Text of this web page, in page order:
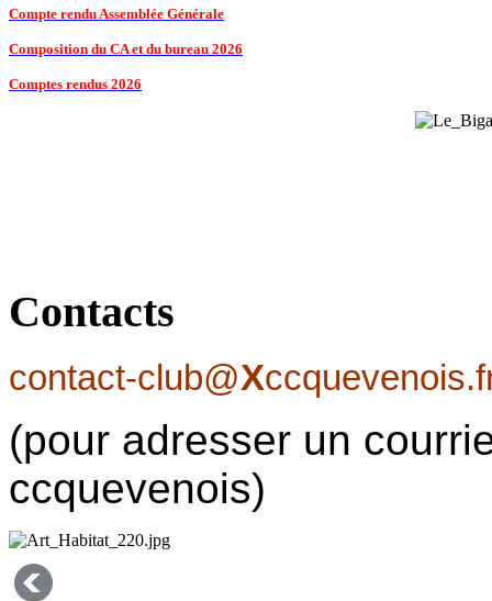
Compte rendu Assemblée Générale
Composition du CA et du bureau 2026
Comptes rendus 2026
Contacts
contact-club@X
(pour adresser un
ccquevenois)